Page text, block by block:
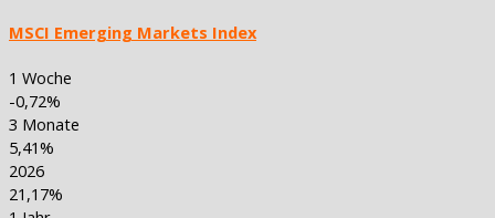
MSCI Emerging Markets Index
1 Woche
-0,72%
3 Monate
5,41%
2026
21,17%